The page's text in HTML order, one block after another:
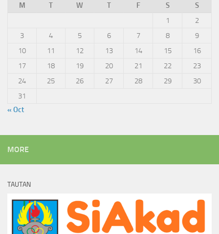
M
T W T F S
S
1
2
3
4 5 6 7 8
9
10
11 12 13 14 15
16
17
18 19 20 21 22
23
24
25 26 27 28 29
30
31
« Oct
MORE
TAUTAN